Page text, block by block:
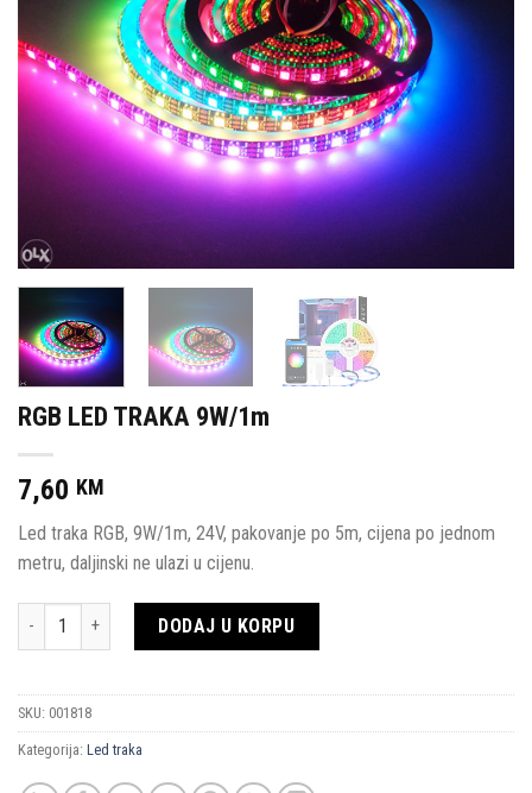
RGB LED TRAKA 9W/1m
7,60 KM
Led traka RGB, 9W/1m, 24V, pakovanje po 5m, cijena po jednom
metru, daljinski ne ulazi u cijenu.
Količina DODAJ U KORPU
SKU: 001818
Kategorija: Led traka